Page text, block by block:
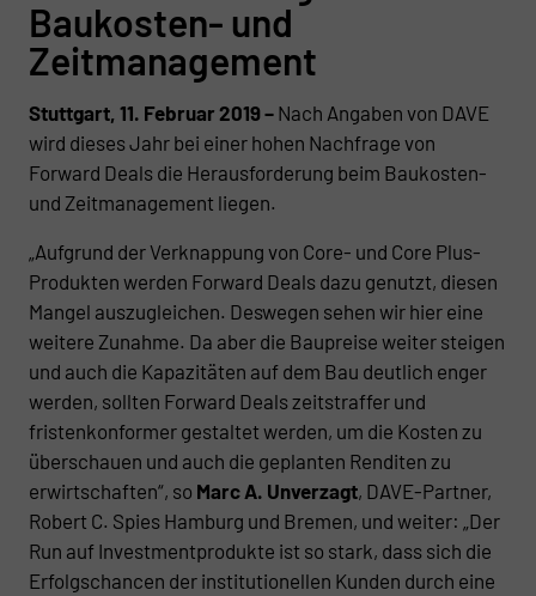
Baukosten- und
Zeitmanagement
Stuttgart, 11. Februar 2019 – Nach Angaben von DAVE
wird dieses Jahr bei einer hohen Nachfrage von
Forward Deals die Herausforderung beim Baukosten-
und Zeitmanagement liegen.
„Aufgrund der Verknappung von Core- und Core Plus-
Produkten werden Forward Deals dazu genutzt, diesen
Mangel auszugleichen. Deswegen sehen wir hier eine
weitere Zunahme. Da aber die Baupreise weiter steigen
und auch die Kapazitäten auf dem Bau deutlich enger
werden, sollten Forward Deals zeitstraffer und
fristenkonformer gestaltet werden, um die Kosten zu
überschauen und auch die geplanten Renditen zu
erwirtschaften“, so Marc A. Unverzagt, DAVE-Partner,
Robert C. Spies Hamburg und Bremen, und weiter: „Der
Run auf Investmentprodukte ist so stark, dass sich die
Erfolgschancen der institutionellen Kunden durch eine